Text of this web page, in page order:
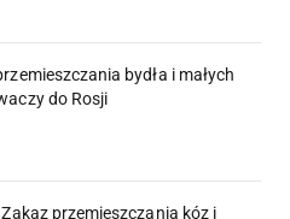
bydła i małych
do Rosji
przemieszczania kóz i